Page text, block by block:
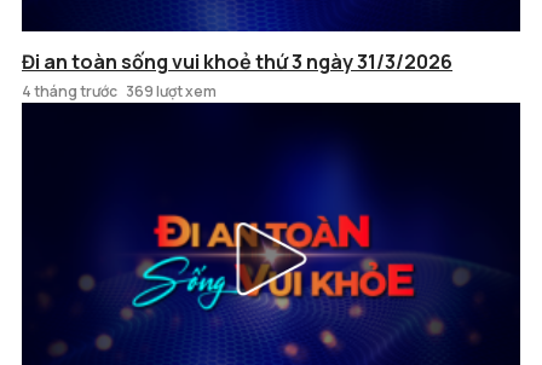
Đi an toàn sống vui khoẻ thứ 3 ngày 31/3/2026
4 tháng trước 369 lượt xem